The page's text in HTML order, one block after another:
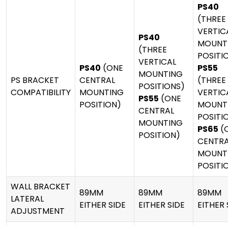
PS BRACKET
COMPATIBILITY
PS40 (ONE
CENTRAL
MOUNTING
POSITION)
PS40
(THREE
VERTICAL
MOUNTING
POSITIONS)
PS55 (ONE
CENTRAL
MOUNTING
POSITION)
PS40
(THREE
PS55
(THREE
PS65
WALL BRACKET
LATERAL
ADJUSTMENT
89MM
EITHER SIDE
89MM
EITHER SIDE
89MM
EITHER